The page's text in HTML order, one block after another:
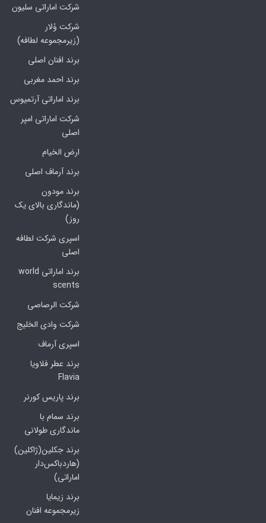
شرکت اماراتی سلیون
شرکت وُلار
(زیرمجموعه لطافه)
برند افنان اصلی
برند احمد مغربی
برند اماراتی آرتمیوس
شرکت اماراتی امپر
اصلی
ارض الخیام
برند آرماف اصلی
برند مودون
(ماندگاری بالای یک
روز)
اسپری شرکت لطافه
اصلی
برند اماراتی world
scents
شرکت الرصاصی
شرکت وادی الخلیج
اسپری آرماف
برند عطر فلاویا
Flavia
برند پاریس کورنر
برند سمام با
ماندگاری طولانی
برند جکلین(ژاکلین)
(هاردباکس‌دار
اماراتی)
برند زیمایا
زیرمجموعه افنان